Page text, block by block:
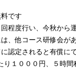
です
程度行い、今秋から
、他コース研修会が
認定されると有償に
１０００円、５時間